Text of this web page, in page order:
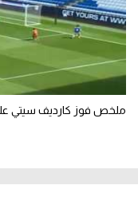
ملخص فوز كارديف سيتي على روما